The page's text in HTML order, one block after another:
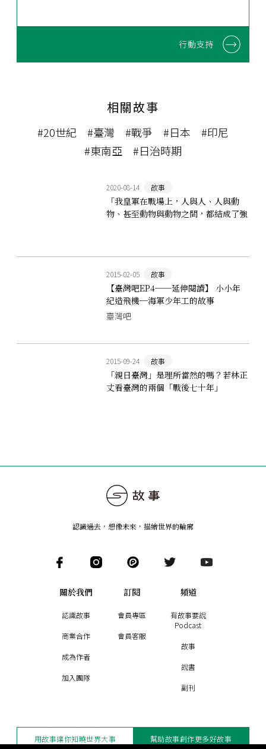
行動支持
相關故事
#20世紀 #臺灣 #戰爭 #日本
#印尼
#東南亞
#日治時期
2020-08-14 故事
「我皇軍在戰場上，人與人、人與動
物、甚至動物與動物之間，都結成了強
2015-02-05 故事
【臺灣吧EP4──延伸閱讀】 小小年
紀造飛機─海軍少年工的故事
臺灣吧
2015-09-24 故事
「親日臺灣」是理所當然的嗎？若林正
丈看臺灣的兩個「戰後七十年」
認識過去，想像未來 ， 描繪世界的輪廓
關於我們
認識故事
商業合作
成為作者
加入團隊
訂閱
會員專區
會員客服
頻道
有故事要說
Podcast
故事
說書
副刊
用故事讓你知曉世界大事 幫助故事創作更多好故事